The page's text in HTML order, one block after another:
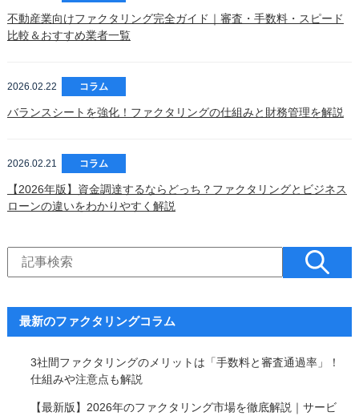
不動産業向けファクタリング完全ガイド｜審査・手数料・スピード
比較＆おすすめ業者一覧
2026.02.22 コラム
バランスシートを強化！ファクタリングの仕組みと財務管理を解説
2026.02.21 コラム
【2026年版】資金調達するならどっち？ファクタリングとビジネス
ローンの違いをわかりやすく解説
最新のファクタリングコラム
3社間ファクタリングのメリットは「手数料と審査通過率」！
仕組みや注意点も解説
【最新版】2026年のファクタリング市場を徹底解説｜サービ